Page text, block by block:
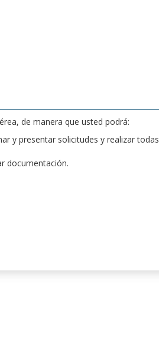
de manera que usted podrá:
y presentar solicitudes y realizar todas
documentación.